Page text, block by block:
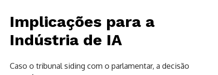
Implicações para a
Indústria de IA
Caso o tribunal siding com o parlamentar, a decisão